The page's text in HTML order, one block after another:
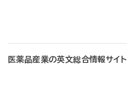
医薬品産業の英文総合情報サイト